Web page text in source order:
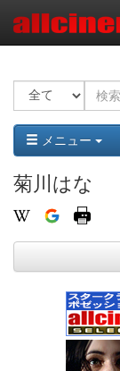
メニュー
菊川はな